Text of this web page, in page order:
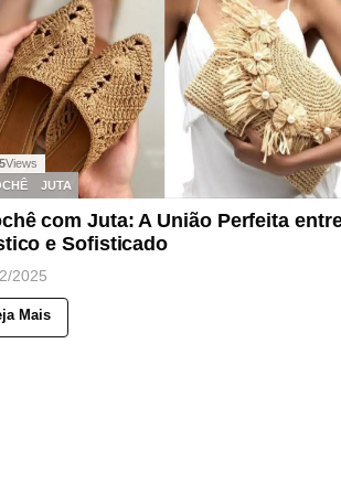
Views
JUTA
com Juta: A União Perfeita
e Sofisticado
2025
Mais